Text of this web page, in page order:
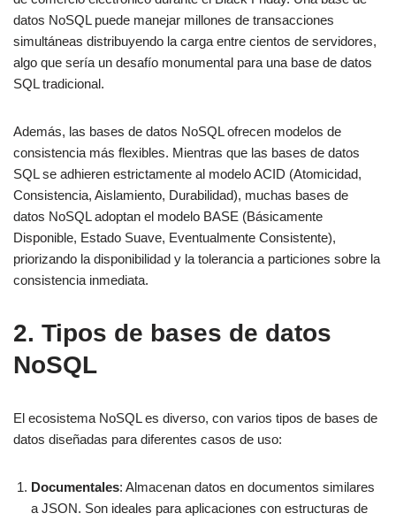
datos NoSQL puede manejar millones de transacciones
simultáneas distribuyendo la carga entre cientos de servidores,
algo que sería un desafío monumental para una base de datos
SQL tradicional.
Además, las bases de datos NoSQL ofrecen modelos de
consistencia más flexibles. Mientras que las bases de datos
SQL se adhieren estrictamente al modelo ACID (Atomicidad,
Consistencia, Aislamiento, Durabilidad), muchas bases de
datos NoSQL adoptan el modelo BASE (Básicamente
Disponible, Estado Suave, Eventualmente Consistente),
priorizando la disponibilidad y la tolerancia a particiones sobre la
consistencia inmediata.
2. Tipos de bases de datos
NoSQL
El ecosistema NoSQL es diverso, con varios tipos de bases de
datos diseñadas para diferentes casos de uso:
Documentales: Almacenan datos en documentos similares
a JSON. Son ideales para aplicaciones con estructuras de